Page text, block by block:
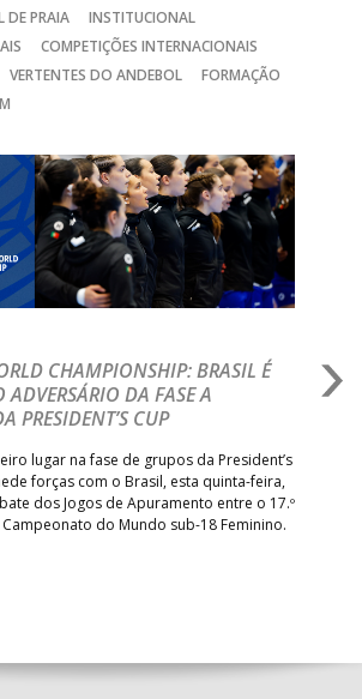
DE PRAIA
INSTITUCIONAL
COMPETIÇÕES INTERNACIONAIS
VERTENTES DO ANDEBOL
FORMAÇÃO
CHAMPIONSHIP: BRASIL É
ADVERSÁRIO DA FASE A
PRESIDENT’S CUP
lugar na fase de grupos da President’s
forças com o Brasil, esta quinta-feira,
dos Jogos de Apuramento entre o 17.º
Campeonato do Mundo sub-18 Feminino.